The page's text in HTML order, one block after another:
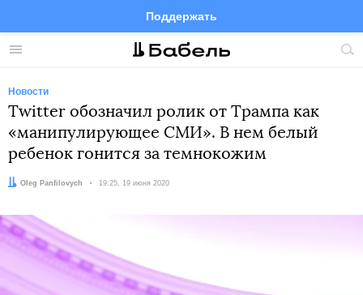
Меню
Поддержать
FacebookTelegramTwitter
Новости
Twitter обозначил ролик от Трампа как
«манипулирующее СМИ». В нем белый
ребенок гонится за темнокожим
Автор:
Oleg Panfilovych Дата:
19:25, 19 июня 2020